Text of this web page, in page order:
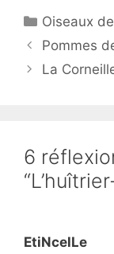
Catégories
Oiseaux
Pommes
La
6
EtiNcelLe